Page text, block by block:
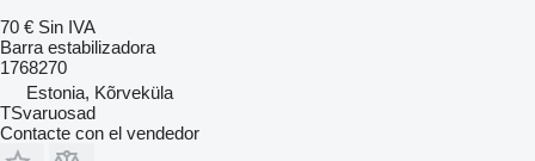
70 € Sin IVA
Barra estabilizadora
1768270
Estonia, Kõrveküla
TSvaruosad
Contacte con el vendedor